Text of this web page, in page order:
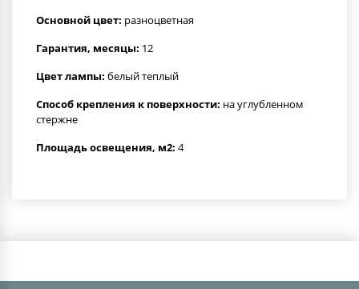
Основной цвет: разноцветная
Гарантия, месяцы: 12
Цвет лампы: белый теплый
Способ крепления к поверхности: на углубленном
стержне
Площадь освещения, м2: 4